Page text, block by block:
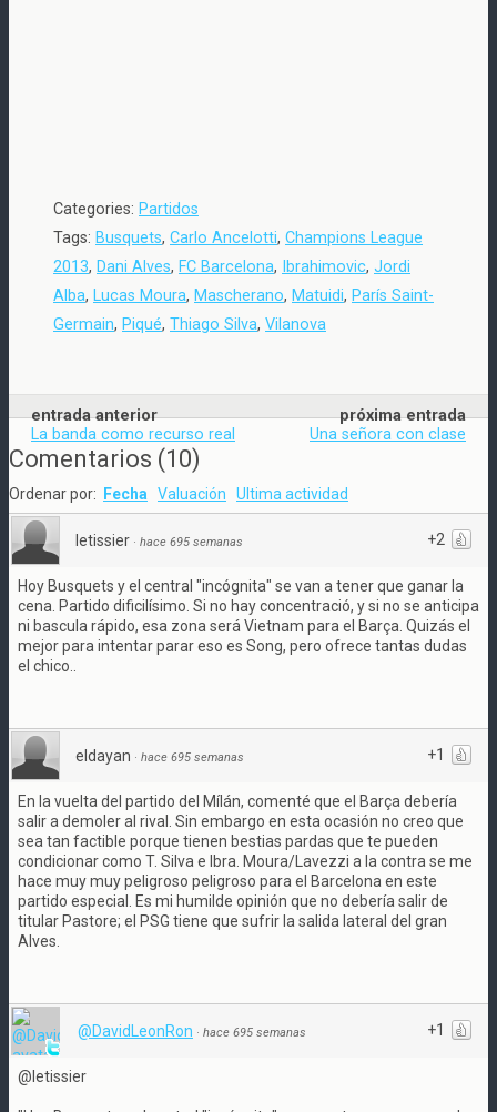
Categories: Partidos
Tags: Busquets, Carlo Ancelotti, Champions League
2013, Dani Alves, FC Barcelona, Ibrahimovic, Jordi
Alba, Lucas Moura, Mascherano, Matuidi, París Saint-
Germain, Piqué, Thiago Silva, Vilanova
entrada anterior
La banda como recurso real
próxima entrada
Una señora con clase
Comentarios (10)
Ordenar por: Fecha Valuación Ultima actividad
+2
letissier · hace 695 semanas
Hoy Busquets y el central "incógnita" se van a tener que ganar la
cena. Partido dificilísimo. Si no hay concentració, y si no se anticipa
ni bascula rápido, esa zona será Vietnam para el Barça. Quizás el
mejor para intentar parar eso es Song, pero ofrece tantas dudas
el chico..
+1
eldayan · hace 695 semanas
En la vuelta del partido del Mílán, comenté que el Barça debería
salir a demoler al rival. Sin embargo en esta ocasión no creo que
sea tan factible porque tienen bestias pardas que te pueden
condicionar como T. Silva e Ibra. Moura/Lavezzi a la contra se me
hace muy muy peligroso peligroso para el Barcelona en este
partido especial. Es mi humilde opinión que no debería salir de
titular Pastore; el PSG tiene que sufrir la salida lateral del gran
Alves.
+1
@DavidLeonRon · hace 695 semanas
@letissier